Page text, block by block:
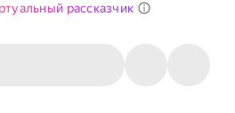
рассказчик